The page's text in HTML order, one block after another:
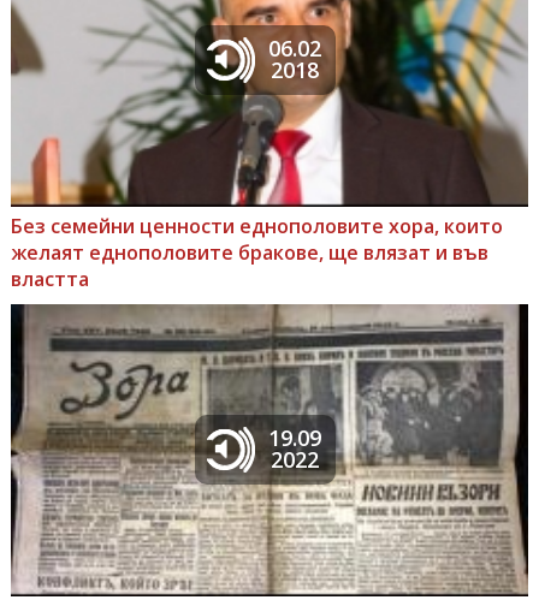
06.02
2018
Без семейни ценности еднополовите хора, които
желаят еднополовите бракове, ще влязат и във
властта
19.09
2022